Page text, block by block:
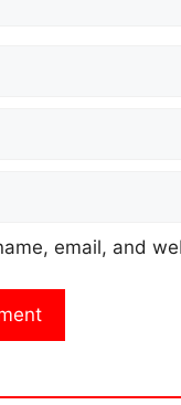
email, and